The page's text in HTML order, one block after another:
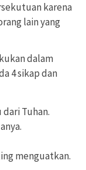
karena
lain yang
dalam
4 sikap dan
Tuhan.
menguatkan.